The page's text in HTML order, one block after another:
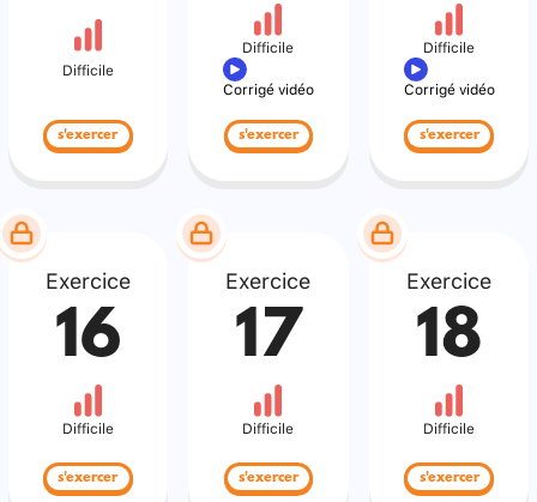
Difficile
s'exercer
Difficile
Corrigé vidéo
s'exercer
Difficile
Corrigé vidéo
s'exercer
Exercice
16
Difficile
s'exercer
Exercice
17
Difficile
s'exercer
Exercice
18
Difficile
s'exercer